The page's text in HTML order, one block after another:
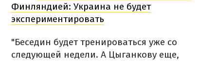
Финляндией: Украина не будет
экспериментировать
"Беседин будет тренироваться уже со
следующей недели. А Цыганкову еще,